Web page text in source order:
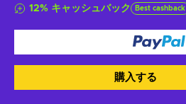
12% キャッシュバック Best cashback
購入する